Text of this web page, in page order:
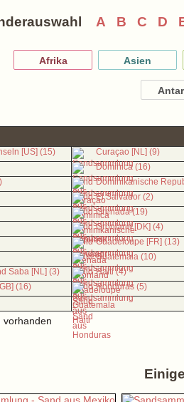
A B C D
Afrika Asien
[US] (15)
Curaçao [NL] (9)
Dominica (16)
Dominikanische
El Salvador (2)
Grenada (19)
Grönland [DK] (4)
Guadeloupe [FR] (13)
Guatemala (10)
Saba [NL] (3)
Haiti (4)
(16)
Honduras (5)
vorhanden